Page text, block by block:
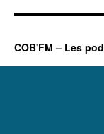
COB'FM – Les